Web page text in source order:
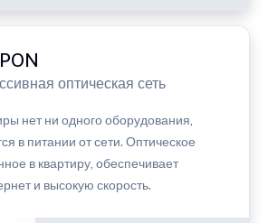
оптическая сеть
нет ни одного оборудования,
в питании от сети. Оптическое
в квартиру, обеспечивает
и высокую скорость.